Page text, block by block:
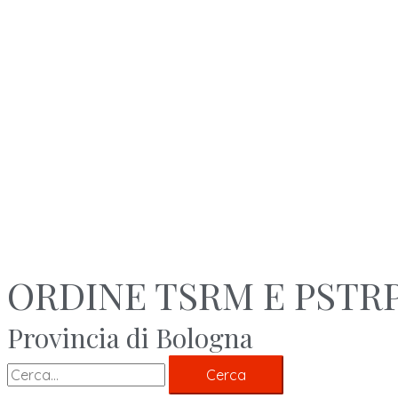
ORDINE TSRM E
Provincia di Bologna
Cerca